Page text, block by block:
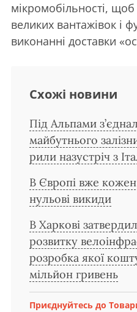
мікромобільності,
великих вантажівок і
виконанні доставки
Схожі новини
Під Альпами
майбутнього
рили назустріч з
В Європі вже кожен
нульові викиди
В Харкові
розвитку
розробка якої
мільйон гривень
Приєднуйтесь до